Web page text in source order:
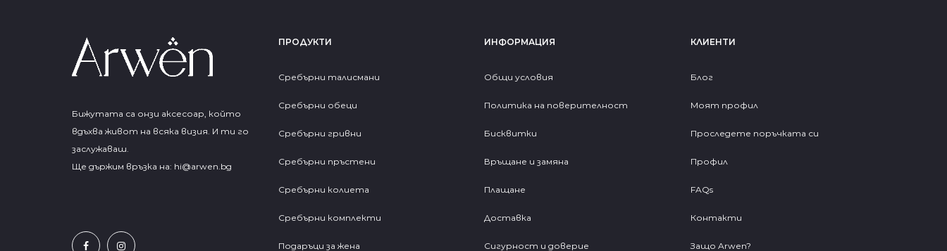
Бижутата са онзи аксесоар, който
вдъхва живот на всяка визия. И ти го
заслужаваш.
Ще държим връзка на: hi@arwen.bg
ПРОДУКТИ
Сребърни талисмани
Сребърни обеци
Сребърни гривни
Сребърни пръстени
Сребърни колиета
Сребърни комплекти
Подаръци за жена
ИНФОРМАЦИЯ
Общи условия
Политика на поверителност
Бисквитки
Връщане и замяна
Плащане
Доставка
Сигурност и доверие
КЛИЕНТИ
Блог
Моят профил
Проследете поръчката си
Профил
FAQs
Контакти
Защо Arwen?